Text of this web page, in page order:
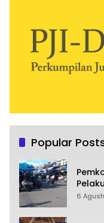
Popular
6